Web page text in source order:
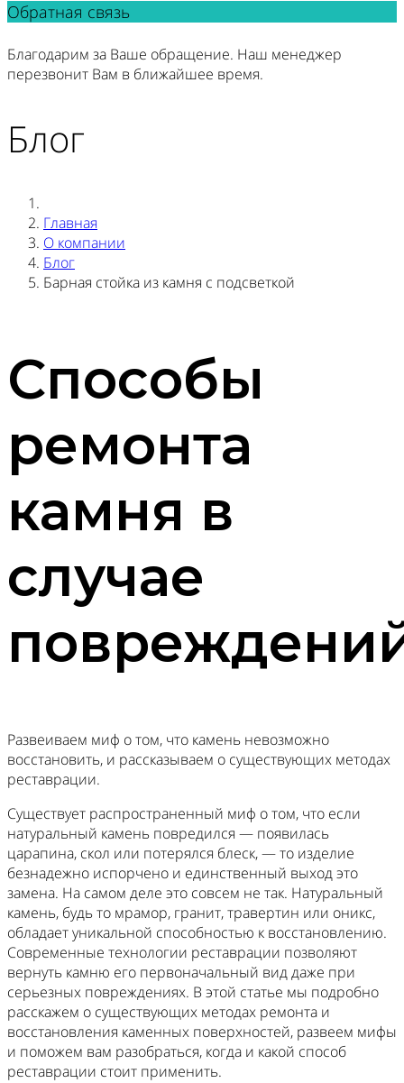
Обратная связь
Благодарим за Ваше обращение. Наш менеджер
перезвонит Вам в ближайшее время.
Блог
Главная
О компании
Блог
Барная стойка из камня с подсветкой
Способы
ремонта
камня в
случае
Развеиваем миф о том, что камень невозможно
восстановить, и рассказываем о существующих методах
реставрации.
Существует распространенный миф о том, что если
натуральный камень повредился — появилась
царапина, скол или потерялся блеск, — то изделие
безнадежно испорчено и единственный выход это
замена. На самом деле это совсем не так. Натуральный
камень, будь то мрамор, гранит, травертин или оникс,
обладает уникальной способностью к восстановлению.
Современные технологии реставрации позволяют
вернуть камню его первоначальный вид даже при
серьезных повреждениях. В этой статье мы подробно
расскажем о существующих методах ремонта и
восстановления каменных поверхностей, развеем мифы
и поможем вам разобраться, когда и какой способ
реставрации стоит применить.